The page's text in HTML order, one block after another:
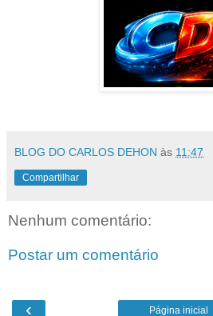
BLOG DO CARLOS DEHON às 11:47
Compartilhar
Nenhum comentário:
Postar um comentário
‹ Página inicial